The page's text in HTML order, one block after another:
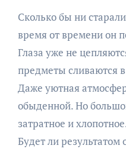
Сколько бы ни старались обустроить свой дом,
время от времени он
Глаза уже не
предметы сливаются
Даже уютная
обыденной. Но
затратное и
Будет ли